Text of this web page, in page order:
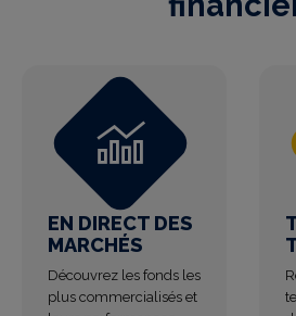
EN DIRECT DES
MARCHÉS
Découvrez les fonds les
plus commercialisés et